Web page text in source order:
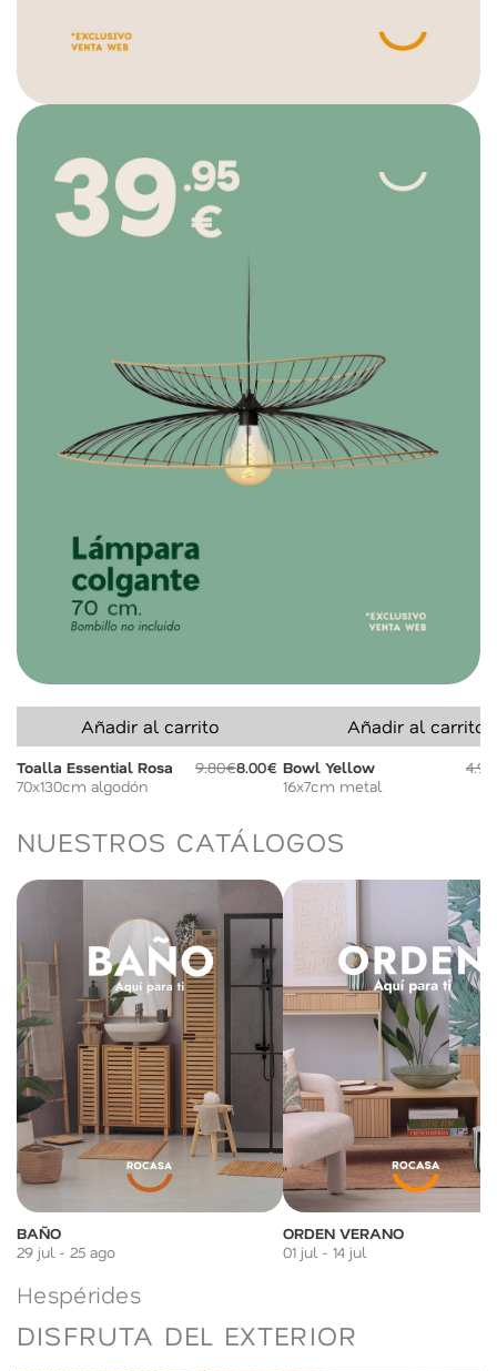
Añadir al carrito
Toalla Essential Rosa 9.80€8.00€
70x130cm algodón
Añadir al carrito
Bowl Yellow
16x7cm metal
NUESTROS CATÁLOGOS
BAÑO
29 jul - 25 ago
ORDEN VERANO
01 jul - 14 jul
Hespérides
DISFRUTA DEL EXTERIOR